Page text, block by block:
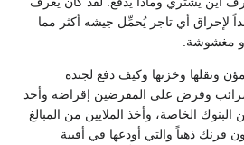
لإحراق أي تاجر يُحمِّل جيشه أكثر مما
أو مغشوشة.
ونقلها وخزنها وكيف دفع لجنده
وفرض على المقرضين إقراضه وأخذ
الخاصة، وأخذ الملايين من المبالغ
به والبالغة 083 مليون فرنك ذهباً والتي أودعها في أقبية